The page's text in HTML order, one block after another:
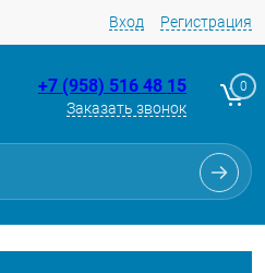
Вход Регистрация
+7 (958) 516 48 15
Заказать звонок
0